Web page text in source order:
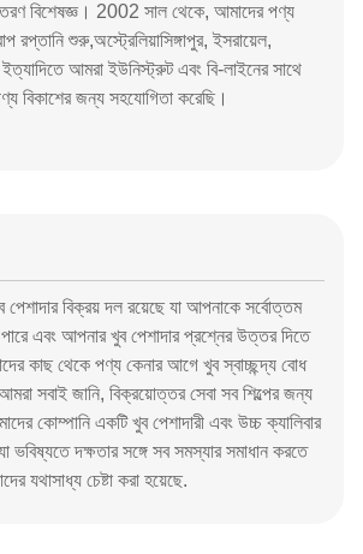
বিশেষজ্ঞ। 2002 সাল থেকে, আমাদের পণ্য
রপ্তানি শুরু,অস্ট্রেলিয়াসিঙ্গাপুর, ইসরায়েল,
আমরা ইউনিস্ট্রুট এবং বি-লাইনের সাথে
বিকাশের জন্য সহযোগিতা করেছি।
পেশাদার বিক্রয় দল রয়েছে যা আপনাকে সর্বোত্তম
পারে এবং আপনার খুব পেশাদার প্রশ্নের উত্তর দিতে
কাছ থেকে পণ্য কেনার আগে খুব স্বাচ্ছন্দ্য বোধ
সবাই জানি, বিক্রয়োত্তর সেবা সব শিল্পের জন্য
কোম্পানি একটি খুব পেশাদারী এবং উচ্চ ক্যালিবার
ভবিষ্যতে দক্ষতার সঙ্গে সব সমস্যার সমাধান করতে
যথাসাধ্য চেষ্টা করা হয়েছে.